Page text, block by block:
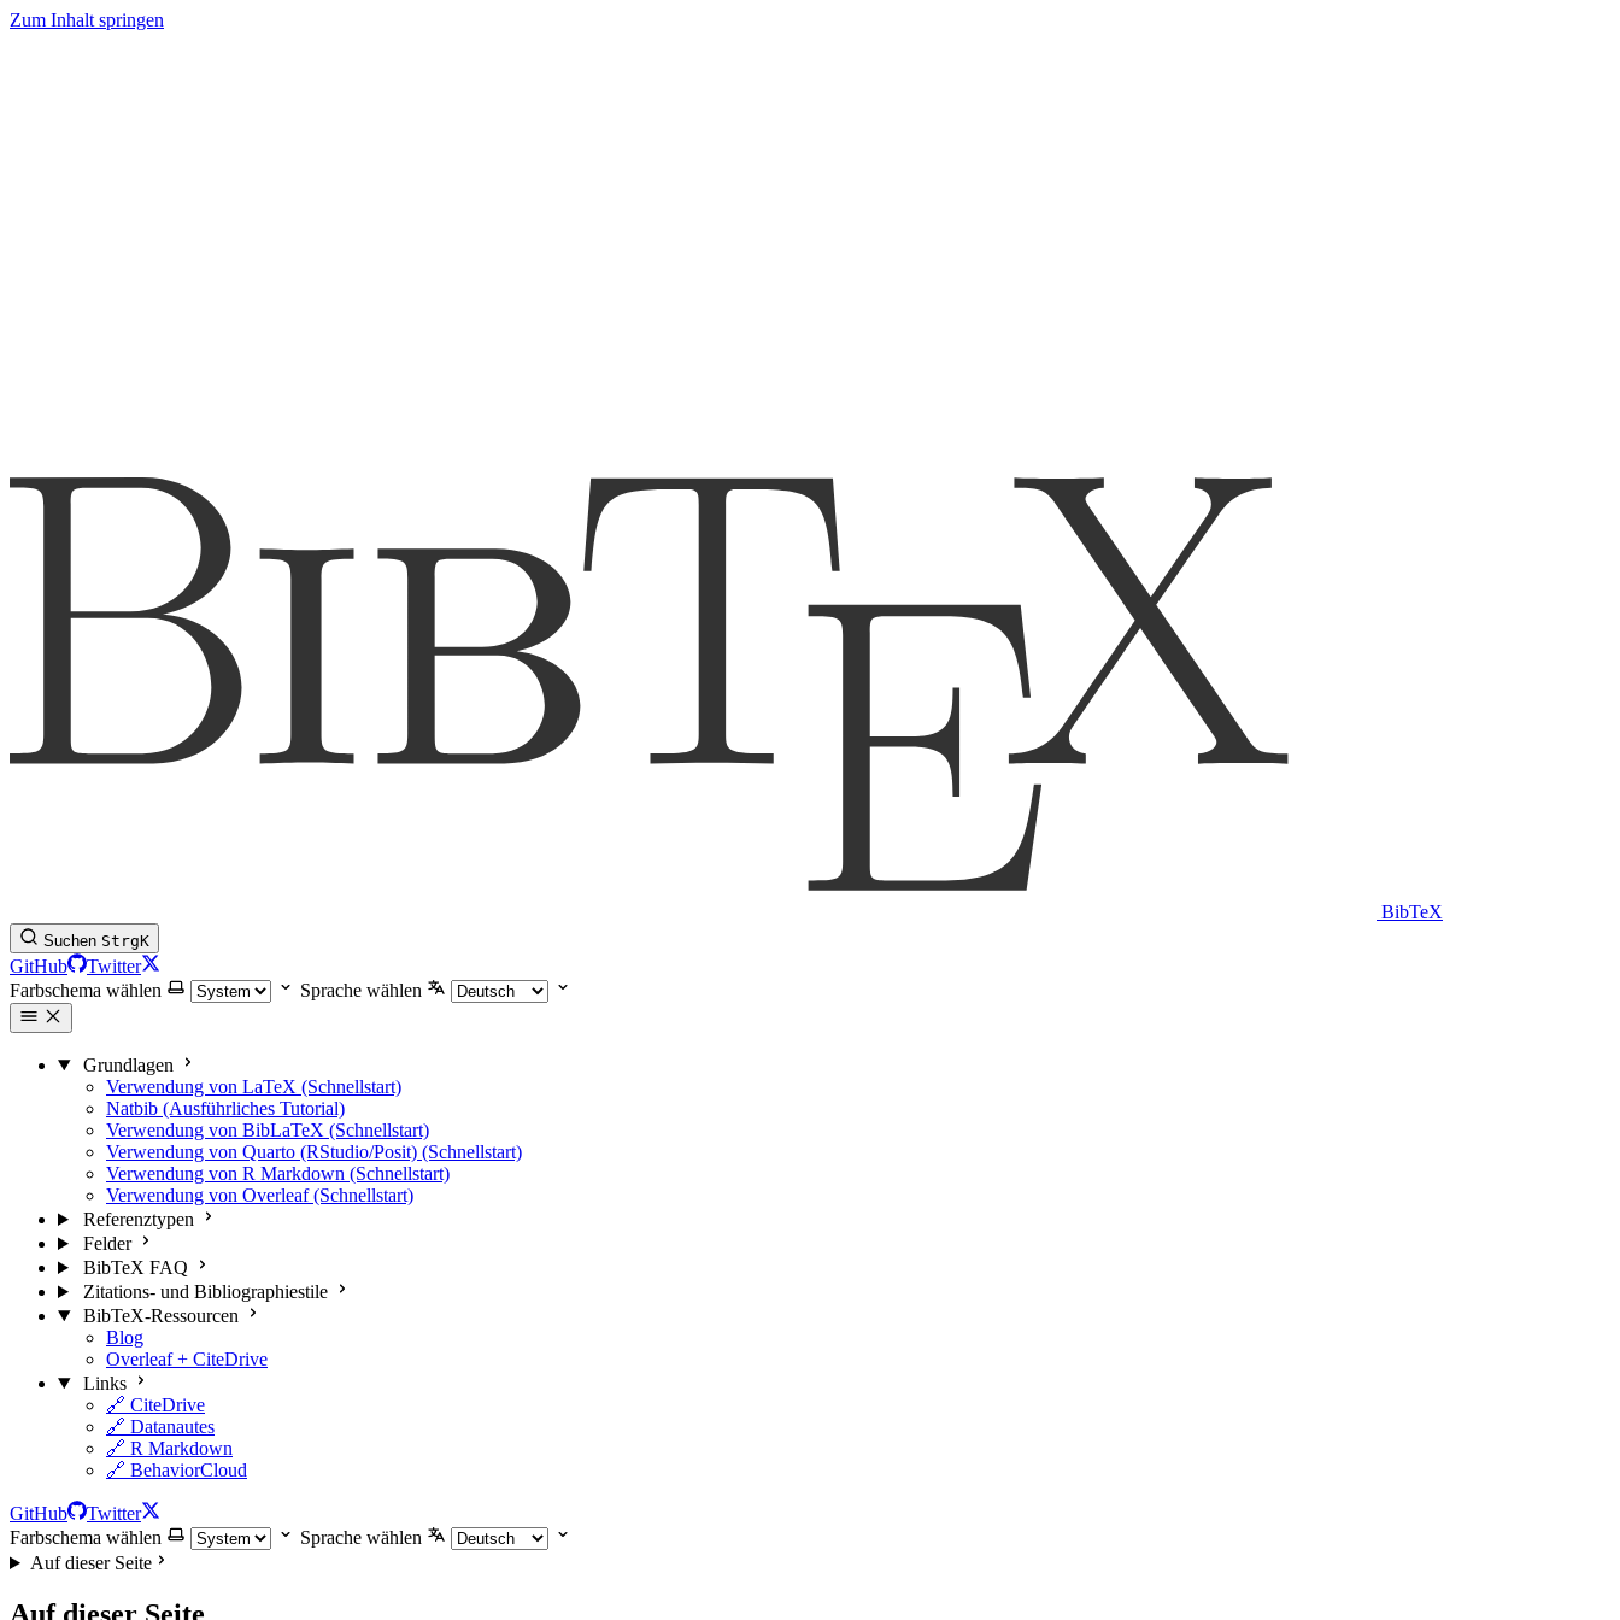
Zum Inhalt springen
BibTeX
Suchen StrgK
GitHub
Twitter
Farbschema wählen
Sprache wählen
Grundlagen
Verwendung von LaTeX (Schnellstart)
Natbib (Ausführliches Tutorial)
Verwendung von BibLaTeX (Schnellstart)
Verwendung von Quarto (RStudio/Posit) (Schnellstart)
Verwendung von R Markdown (Schnellstart)
Verwendung von Overleaf (Schnellstart)
Referenztypen
Felder
BibTeX FAQ
Zitations- und Bibliographiestile
BibTeX-Ressourcen
Blog
Overleaf + CiteDrive
Links
🔗 CiteDrive
🔗 Datanautes
🔗 R Markdown
🔗 BehaviorCloud
GitHub
Twitter
Farbschema wählen
Sprache wählen
Auf dieser Seite